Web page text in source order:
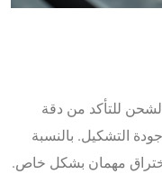
للتأكد من دقة
التشكيل. بالنسبة
مهمان بشكل خاص.